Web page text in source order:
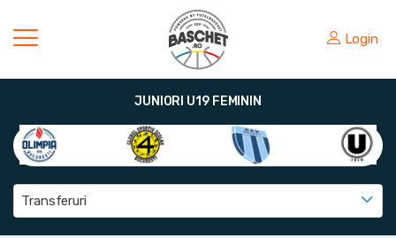
Login
JUNIORI U19 FEMININ
Transferuri